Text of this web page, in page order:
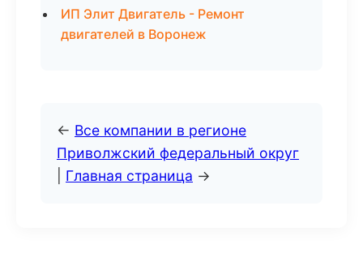
ИП Элит Двигатель - Ремонт
двигателей в Воронеж
← Все компании в регионе
Приволжский федеральный округ
Главная страница →